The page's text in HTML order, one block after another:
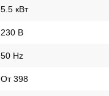
5.5 кВт
230 В
50 Hz
От 398